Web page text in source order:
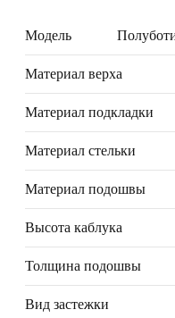
Модель
Материал верха
Материал подкладки
Материал стельки
Материал подошвы
Высота каблука
Толщина подошвы
Вид застежки